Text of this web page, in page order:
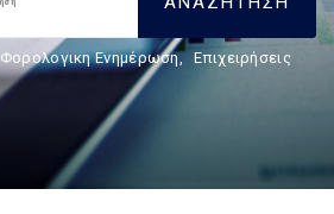
Φορολογικη Ενημέρωση, Επιχειρήσεις